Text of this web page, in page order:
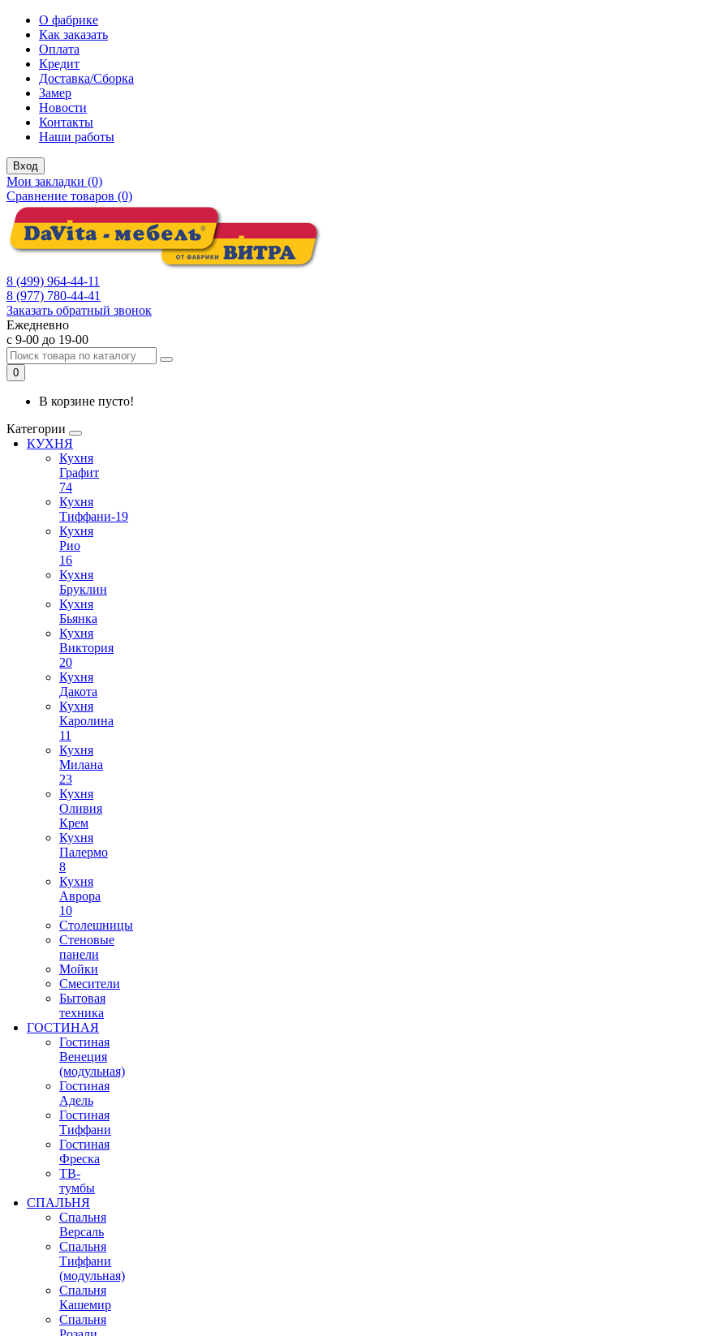
О фабрике
Как заказать
Оплата
Кредит
Доставка/Сборка
Замер
Новости
Контакты
Наши работы
Вход
Мои закладки (0)
Сравнение товаров (0)
8 (499) 964-44-11
8 (977) 780-44-41
Заказать обратный звонок
Ежедневно
с 9-00 до 19-00
0
В корзине пусто!
Категории
КУХНЯ
Кухня
Графит
74
Кухня
Тиффани-19
Кухня
Рио
16
Кухня
Бруклин
Кухня
Бьянка
Кухня
Виктория
20
Кухня
Дакота
Кухня
Каролина
11
Кухня
Милана
23
Кухня
Оливия
Крем
Кухня
Палермо
8
Кухня
Аврора
10
Столешницы
Стеновые
панели
Мойки
Смесители
Бытовая
техника
ГОСТИНАЯ
Гостиная
Венеция
(модульная)
Гостиная
Адель
Гостиная
Тиффани
Гостиная
Фреска
ТВ-
тумбы
СПАЛЬНЯ
Спальня
Версаль
Спальня
Тиффани
(модульная)
Спальня
Кашемир
Спальня